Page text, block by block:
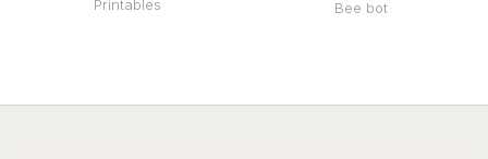
Printables Bee bot